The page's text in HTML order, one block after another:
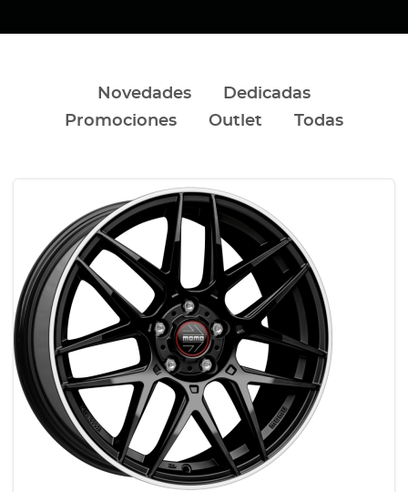
Novedades
Dedicadas
Promociones
Outlet Todas